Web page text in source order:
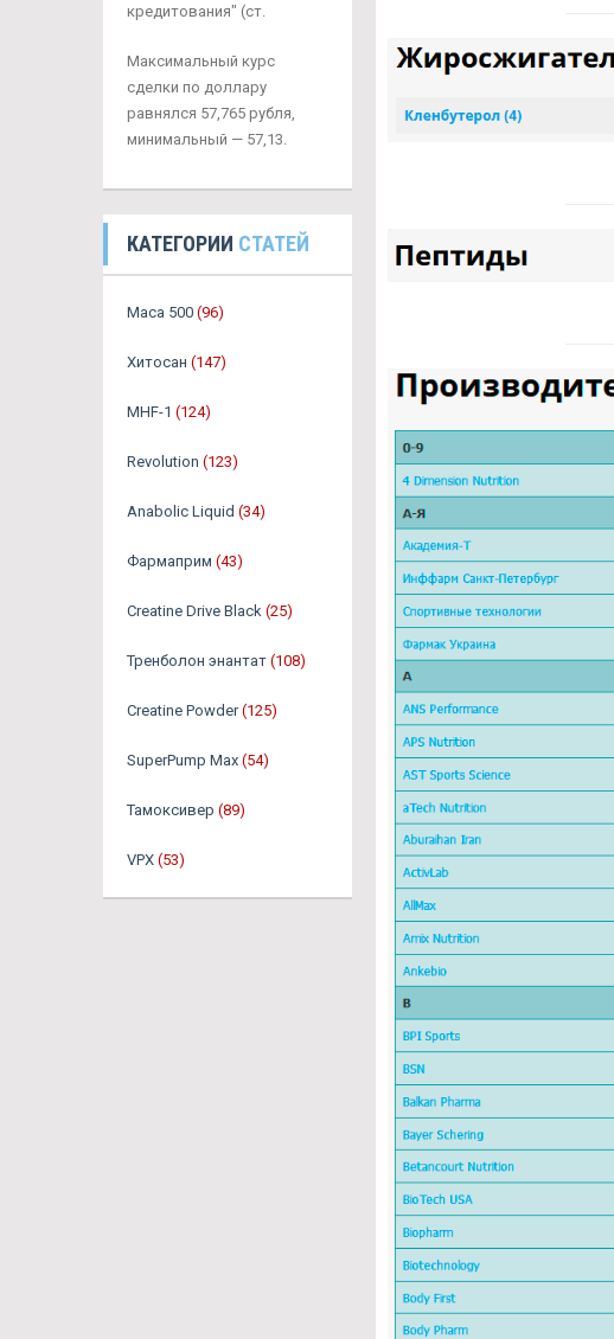
кредитования" (ст.
Максимальный курс
сделки по доллару
равнялся 57,765 рубля,
минимальный — 57,13.
КАТЕГОРИИ СТАТЕЙ
Maca 500 (96)
Хитосан (147)
MHF-1 (124)
Revolution (123)
Anabolic Liquid (34)
Фармаприм (43)
Creatine Drive Black (25)
Тренболон энантат (108)
Creatine Powder (125)
SuperPump Max (54)
Тамоксивер (89)
VPX (53)